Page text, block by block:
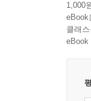
1,000
eBook
클래
eBook